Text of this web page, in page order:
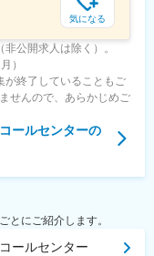
気になる
公開求人は除く）。
）
が終了していることもご
せんので、あらかじめご
ールセンターの
とにご紹介します。
ールセンター